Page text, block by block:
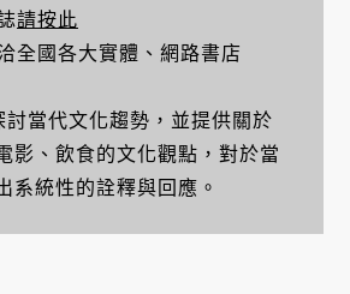
請按此
全國各大實體、網路書店
討當代文化趨勢，並提供關於
影、飲食的文化觀點，對於當
系統性的詮釋與回應。